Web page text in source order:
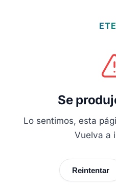
Se
Lo sentimos, esta
Vuelva a
Reintentar